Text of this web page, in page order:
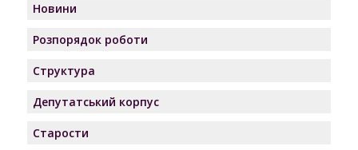
Новини
Розпорядок роботи
Структура
Депутатський корпус
Старости